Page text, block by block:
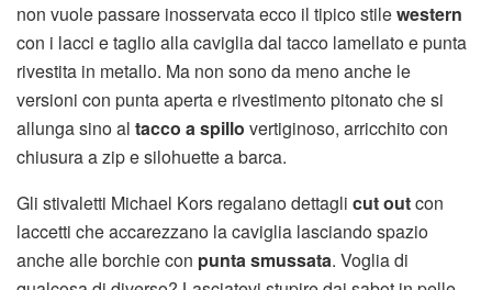
non vuole passare inosservata ecco il tipico stilewestern
con i lacci e taglio alla caviglia dal tacco lamellato e punta
rivestita in metallo. Ma non sono da meno anche le
versioni con punta aperta e rivestimento pitonato che si
allunga sino al tacco a spillo vertiginoso, arricchito con
chiusura a zip e silohuette a barca.
Gli stivaletti Michael Kors regalano dettagli cut outcon
laccetti che accarezzano la caviglia lasciando spazio
anche alle borchie con punta smussata. Voglia di